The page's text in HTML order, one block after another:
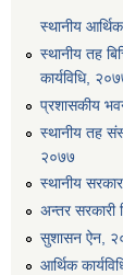
स्थानीय
स्थानीय तह
कार्यविधि,
प्रशासकीय
स्थानीय तह
२०७७
स्थानीय
अन्तर सरकारी
सुशासन ऐन,
आर्थिक